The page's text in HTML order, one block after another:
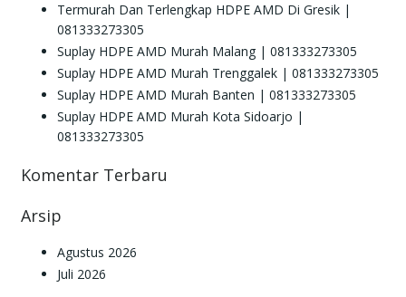
Termurah Dan Terlengkap HDPE AMD Di Gresik |
081333273305
Suplay HDPE AMD Murah Malang | 081333273305
Suplay HDPE AMD Murah Trenggalek | 081333273305
Suplay HDPE AMD Murah Banten | 081333273305
Suplay HDPE AMD Murah Kota Sidoarjo |
081333273305
Komentar Terbaru
Arsip
Agustus 2026
Juli 2026